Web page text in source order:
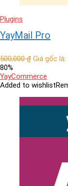
Plugins
YayMail Pro
500,000₫ Giá gốc là:
80%
YayCommerce
Added to wishlist